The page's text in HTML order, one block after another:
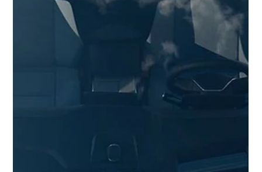
preparou este guia definitivo para esclarecer as regras e
alertar sobre um risco crítico que a maioria das oficinas
desconhece ou i